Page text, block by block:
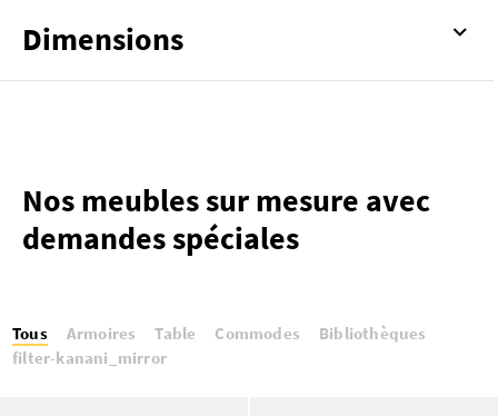
Dimensions
Nos meubles sur mesure avec
demandes spéciales
Tous Armoires Table Commodes
Bibliothèques
filter-kanani_mirror